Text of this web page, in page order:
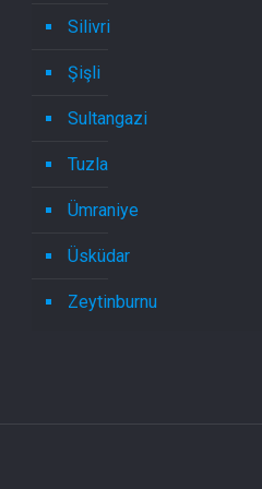
Silivri
Şişli
Sultangazi
Tuzla
Ümraniye
Üsküdar
Zeytinburnu